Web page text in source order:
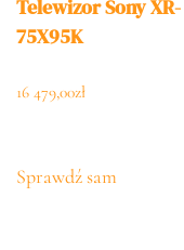
Telewizor Sony XR-
75X95K
16 479,00zł
Sprawdź sam